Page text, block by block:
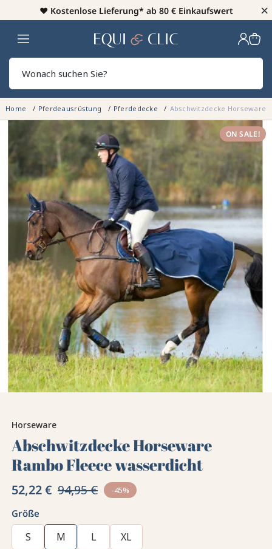
♥️ Kostenlose Lieferung* ab 80 € Einkaufswert ×
Heim
Home Pferdeausrüstung Pferdedecke Abschwitzdecke Horseware
ON SALE!
Horseware
Abschwitzdecke Horseware
Rambo Fleece wasserdicht
52,22 € 94,95 € -45%
Größe
S M L
XL